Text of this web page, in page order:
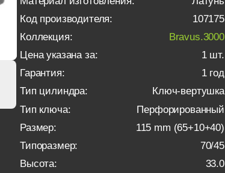
Код производителя:
107175
Коллекция:
Bravus.3000
Цена указана за:
1 шт.
Гарантия:
1 год
Тип цилиндра:
Ключ-вертушка
Тип ключа:
Перфорированный
Размер:
115 mm (65+10+40)
Типоразмер:
70/45
Высота:
33.0